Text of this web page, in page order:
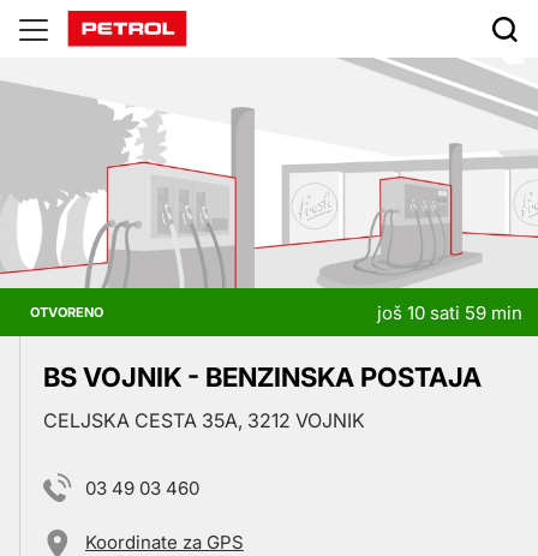
Prodajna
mjesta
OTVORENO još 10 sati 59 min
BS VOJNIK - BENZINSKA POSTAJA
CELJSKA CESTA 35A, 3212 VOJNIK
03 49 03 460
Koordinate za GPS